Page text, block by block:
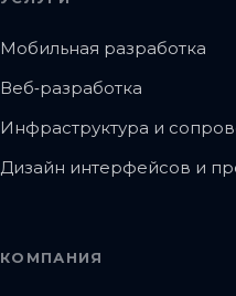
Мобильная разработка
Веб‑разработка
Инфраструктура и
Дизайн интерфейсов и
КОМПАНИЯ